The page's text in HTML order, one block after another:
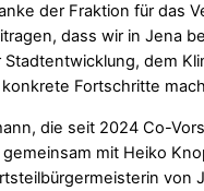
der Fraktion für das
dass wir in Jena
dem
Fortschritte
die seit 2024 Co-
mit Heiko
von